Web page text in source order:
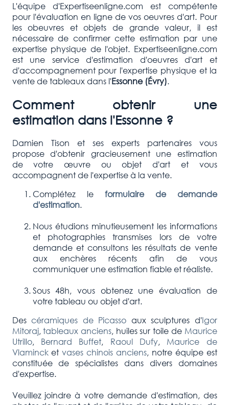
L'équipe d'Expertiseenligne.com est compétente
pour l'évaluation en ligne de vos oeuvres d'art. Pour
les obeuvres et objets de grande valeur, il est
nécessaire de confirmer cette estimation par une
expertise physique de l'objet. Expertiseenligne.com
est une service d'estimation d'oeuvres d'art et
d'accompagnement pour l'expertise physique et la
vente de tableaux dans l'Essonne(Évry).
Comment obtenir une
estimation dans l'Essonne ?
Damien Tison et ses experts partenaires vous
propose d'obtenir gracieusement une estimation
de votre œuvre ou objet d'art et vous
accompagnent de l'expertise à la vente.
Complétez le formulaire de demande
d'estimation.
Nous étudions minutieusement les informations
et photographies transmises lors de votre
demande et consultons les résultats de vente
aux enchères récents afin de vous
communiquer une estimation fiable et réaliste.
Sous 48h, vous obtenez une évaluation de
votre tableau ou objet d'art.
Des céramiques de Picasso aux sculptures d'Igor
Mitoraj,tableaux anciens, huiles sur toile de Maurice
Utrillo, Bernard Buffet, Raoul Dufy, Maurice de
Vlamincketvases chinois anciens, notre équipe est
constituée de spécialistes dans divers domaines
d'expertise.
Veuillez joindre à votre demande d'estimation, des